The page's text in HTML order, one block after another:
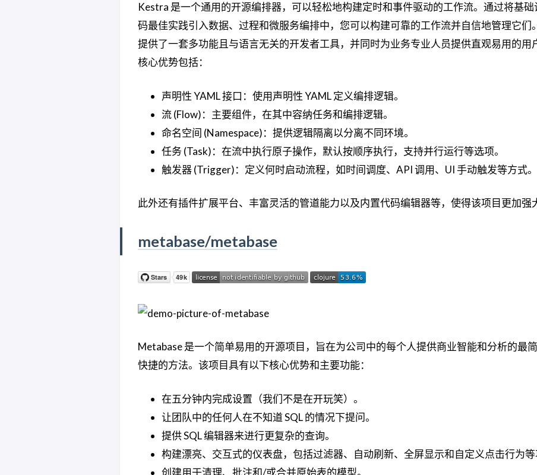
Kestra 是一个通用的开源编排器，可以轻松地构建定时和事件驱动的工作流。通过将基础
码最佳实践引入数据、过程和微服务编排中，您可以构建可靠的工作流并自信地管理它们
提供了一套多功能且与语言无关的开发者工具，并同时为业务专业人员提供直观易用的用
核心优势包括：
声明性 YAML 接口：使用声明性 YAML 定义编排逻辑。
流 (Flow)：主要组件，在其中容纳任务和编排逻辑。
命名空间 (Namespace)：提供逻辑隔离以分离不同环境。
任务 (Task)：在流中执行原子操作，默认按顺序执行，支持并行运行等选项。
触发器 (Trigger)：定义何时启动流程，如时间调度、API 调用、UI 手动触发等方式。
此外还有插件扩展平台、丰富灵活的管道能力以及内置代码编辑器等，使得该项目更加强
metabase/metabase
Metabase 是一个简单易用的开源项目，旨在为公司中的每个人提供商业智能和分析的最
快捷的方法。该项目具有以下核心优势和主要功能：
在五分钟内完成设置（我们不是在开玩笑）。
让团队中的任何人在不知道 SQL 的情况下提问。
提供 SQL 编辑器来进行更复杂的查询。
构建漂亮、交互式的仪表盘，包括过滤器、自动刷新、全屏显示和自定义点击行为等
创建用于清理、批注和/或合并原始表的模型。